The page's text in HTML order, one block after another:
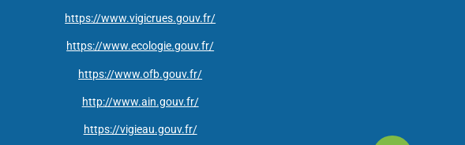
https://www.vigicrues.gouv.fr/
https://www.ecologie.gouv.fr/
https://www.ofb.gouv.fr/
http://www.ain.gouv.fr/
https://vigieau.gouv.fr/